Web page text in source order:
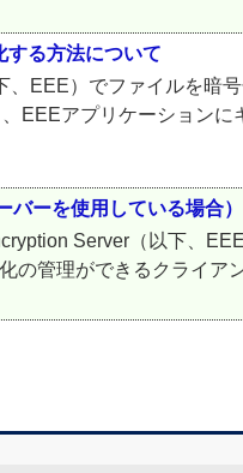
る方法について
EEE）でファイルを暗
EEEアプリケーション
ーを使用している場合）
Server（以下、
の管理ができるクライ